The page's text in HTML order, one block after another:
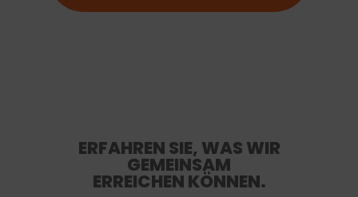
ERFAHREN SIE, WAS WIR
GEMEINSAM
ERREICHEN KÖNNEN.